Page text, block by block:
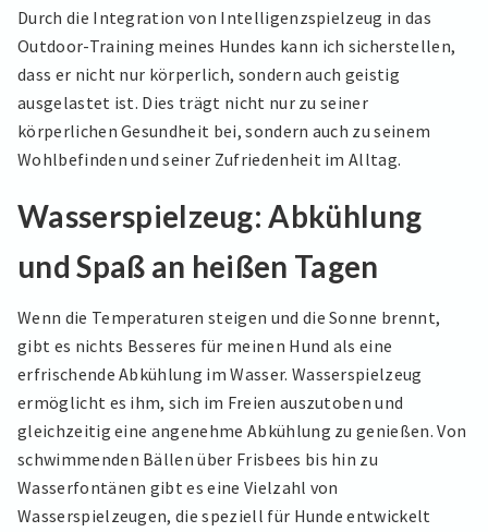
Durch die Integration von Intelligenzspielzeug in das
Outdoor-Training meines Hundes kann ich sicherstellen,
dass er nicht nur körperlich, sondern auch geistig
ausgelastet ist. Dies trägt nicht nur zu seiner
körperlichen Gesundheit bei, sondern auch zu seinem
Wohlbefinden und seiner Zufriedenheit im Alltag.
Wasserspielzeug: Abkühlung
und Spaß an heißen Tagen
Wenn die Temperaturen steigen und die Sonne brennt,
gibt es nichts Besseres für meinen Hund als eine
erfrischende Abkühlung im Wasser. Wasserspielzeug
ermöglicht es ihm, sich im Freien auszutoben und
gleichzeitig eine angenehme Abkühlung zu genießen. Von
schwimmenden Bällen über Frisbees bis hin zu
Wasserfontänen gibt es eine Vielzahl von
Wasserspielzeugen, die speziell für Hunde entwickelt